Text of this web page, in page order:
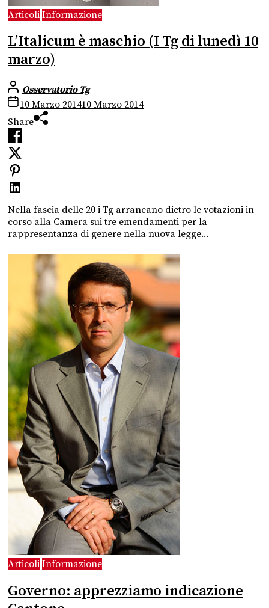
Articoli Informazione
L’Italicum è maschio (I Tg di lunedì 10
marzo)
Osservatorio Tg
10 Marzo 201410 Marzo 2014
Share
Nella fascia delle 20 i Tg arrancano dietro le votazioni in
corso alla Camera sui tre emendamenti per la
rappresentanza di genere nella nuova legge...
Articoli Informazione
Governo: apprezziamo indicazione